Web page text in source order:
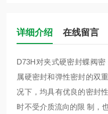
详细介绍 在线留言
D73H对夹式硬密封蝶阀
属硬密封和弹性密封的双
况下，均具有优良的密封
时不受介质流向的限 制，